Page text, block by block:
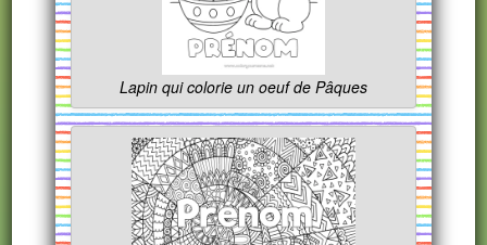
Lapin qui colorie un oeuf de Pâques